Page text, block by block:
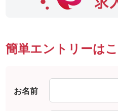
簡単エントリーは
お名前